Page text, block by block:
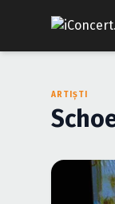
ARTIȘTI